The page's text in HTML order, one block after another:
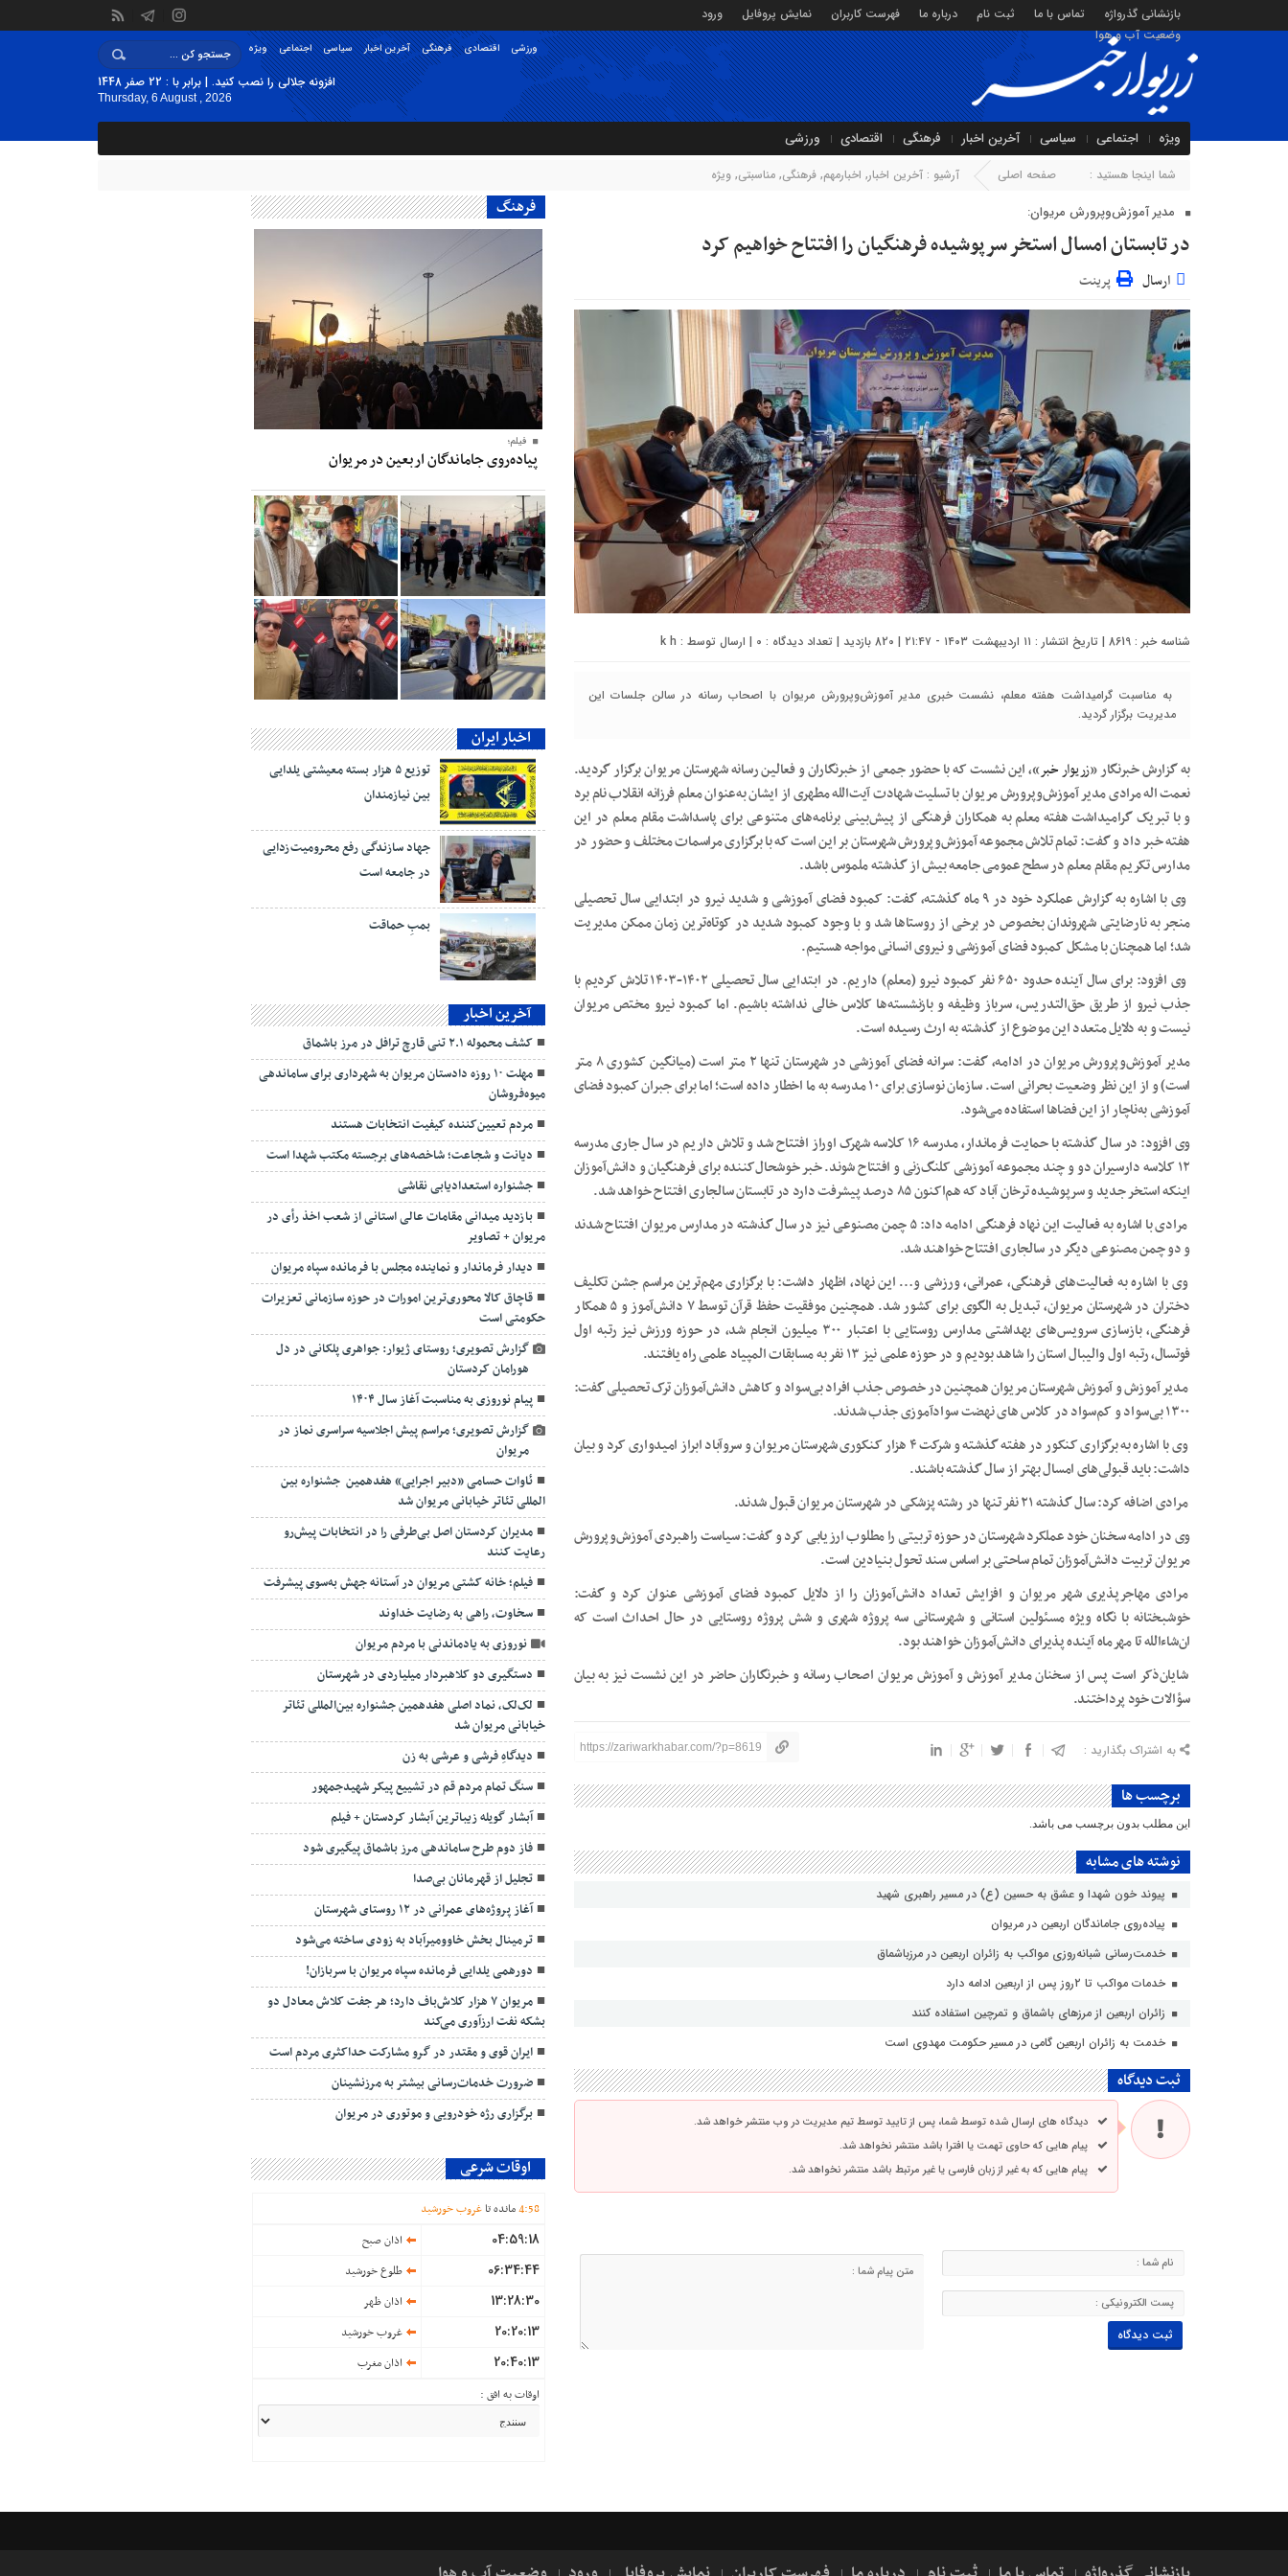
بازنشانی گذرواژه تماس با ما ثبت نام درباره ما فهرست کاربران نمایش پروفایل
ورود
وضعیت آب و هوا
ویژه اجتماعی سیاسی آخرین اخبار فرهنگی اقتصادی ورزشی
افزونه جلالی را نصب کنید. | برابر با : 22 صفر 1448
Thursday, 6 August , 2026
ویژه اجتماعی سیاسی آخرین اخبار فرهنگی اقتصادی ورزشی
شما اینجا هستید : صفحه اصلی آرشیو : آخرین اخبار, اخبارمهم, فرهنگی, مناسبتی, ویژه
مدیر آموزش‌وپرورش مریوان:
در تابستان امسال استخر سرپوشیده فرهنگیان را افتتاح خواهیم کرد
ارسال پرینت
شناسه خبر : 8619 | تاریخ انتشار : ۱۱ اردیبهشت ۱۴۰۳ - ۲۱:۴۷ | 820 بازدید | تعداد دیدگاه : 0 | ارسال توسط : k h
به مناسبت گرامیداشت هفته معلم، نشست خبری مدیر آموزش‌وپرورش مریوان با اصحاب رسانه در سالن جلسات این
مدیریت برگزار گردید.
به گزارش خبرنگار «زریوار خبر»، این نشست که با حضور جمعی از خبرنگاران و فعالین رسانه شهرستان مریوان برگزار گردید.
نعمت اله مرادی مدیر آموزش‌وپرورش مریوان با تسلیت شهادت آیت‌الله مطهری از ایشان به‌عنوان معلم فرزانه انقلاب نام برد
و با تبریک گرامیداشت هفته معلم به همکاران فرهنگی از پیش‌بینی برنامه‌های متنوعی برای پاسداشت مقام معلم در این
هفته خبر داد و گفت: تمام تلاش مجموعه آموزش‌وپرورش شهرستان بر این است که با برگزاری مراسمات مختلف و حضور در
مدارس تکریم مقام معلم در سطح عمومی جامعه بیش از گذشته ملموس باشد.
وی با اشاره به گزارش عملکرد خود در ۹ ماه گذشته، گفت: کمبود فضای آموزشی و شدید نیرو در ابتدایی سال تحصیلی
منجر به نارضایتی شهروندان بخصوص در برخی از روستاها شد و با وجود کمبود شدید در کوتاه‌ترین زمان ممکن مدیریت
شد؛ اما همچنان با مشکل کمبود فضای آموزشی و نیروی انسانی مواجه هستیم.
وی افزود: برای سال آینده حدود ۶۵۰ نفر کمبود نیرو (معلم) داریم. در ابتدایی سال تحصیلی ۱۴۰۲-۱۴۰۳ تلاش کردیم با
جذب نیرو از طریق حق‌التدریس، سرباز وظیفه و بازنشسته‌ها کلاس خالی نداشته باشیم. اما کمبود نیرو مختص مریوان
نیست و به دلایل متعدد این موضوع از گذشته به ارث رسیده است.
مدیر آموزش‌وپرورش مریوان در ادامه، گفت: سرانه فضای آموزشی در شهرستان تنها ۲ متر است (میانگین کشوری ۸ متر
است) و از این نظر وضعیت بحرانی است. سازمان نوسازی برای ۱۰ مدرسه به ما اخطار داده است؛ اما برای جبران کمبود فضای
آموزشی به‌ناچار از این فضاها استفاده می‌شود.
وی افزود: در سال گذشته با حمایت فرماندار، مدرسه ۱۶ کلاسه شهرک اوراز افتتاح شد و تلاش داریم در سال جاری مدرسه
۱۲ کلاسه دارسیران دو و چند مجموعه آموزشی کلنگ‌زنی و افتتاح شوند. خبر خوشحال‌کننده برای فرهنگیان و دانش‌آموزان
اینکه استخر جدید و سرپوشیده ترخان آباد که هم‌اکنون ۸۵ درصد پیشرفت دارد در تابستان سالجاری افتتاح خواهد شد.
مرادی با اشاره به فعالیت این نهاد فرهنگی ادامه داد: ۵ چمن مصنوعی نیز در سال گذشته در مدارس مریوان افتتاح شدند
و دو چمن مصنوعی دیگر در سالجاری افتتاح خواهند شد.
وی با اشاره به فعالیت‌های فرهنگی، عمرانی، ورزشی و… این نهاد، اظهار داشت: با برگزاری مهم‌ترین مراسم جشن تکلیف
دختران در شهرستان مریوان، تبدیل به الگوی برای کشور شد. همچنین موفقیت حفظ قرآن توسط ۷ دانش‌آموز و ۵ همکار
فرهنگی، بازسازی سرویس‌های بهداشتی مدارس روستایی با اعتبار ۳۰۰ میلیون انجام شد، در حوزه ورزش نیز رتبه اول
فوتسال، رتبه اول والیبال استان را شاهد بودیم و در حوزه علمی نیز ۱۳ نفر به مسابقات المپیاد علمی راه یافتند.
مدیر آموزش و آموزش شهرستان مریوان همچنین در خصوص جذب افراد بی‌سواد و کاهش دانش‌آموزان ترک تحصیلی گفت:
۱۳۰۰ بی‌سواد و کم‌سواد در کلاس های نهضت سوادآموزی جذب شدند.
وی با اشاره به برگزاری کنکور در هفته گذشته و شرکت ۴ هزار کنکوری شهرستان مریوان و سروآباد ابراز امیدواری کرد و بیان
داشت: باید قبولی‌های امسال بهتر از سال گذشته باشند.
مرادی اضافه کرد: سال گذشته ۲۱ نفر تنها در رشته پزشکی در شهرستان مریوان قبول شدند.
وی در ادامه سخنان خود عملکرد شهرستان در حوزه تربیتی را مطلوب ارزیابی کرد و گفت: سیاست راهبردی آموزش‌وپرورش
مریوان تربیت دانش‌آموزان تمام ساحتی بر اساس سند تحول بنیادین است.
مرادی مهاجرپذیری شهر مریوان و افزایش تعداد دانش‌آموزان را از دلایل کمبود فضای آموزشی عنوان کرد و گفت:
خوشبختانه با نگاه ویژه مسئولین استانی و شهرستانی سه پروژه شهری و شش پروژه روستایی در حال احداث است که
ان‌شاءالله تا مهرماه آینده پذیرای دانش‌آموزان خواهند بود.
شایان‌ذکر است پس از سخنان مدیر آموزش و آموزش مریوان اصحاب رسانه و خبرنگاران حاضر در این نشست نیز به بیان
سؤالات خود پرداختند.
به اشتراک بگذارید : https://zariwarkhabar.com/?p=8619
برچسب ها
این مطلب بدون برچسب می باشد.
نوشته های مشابه
پیوند خون شهدا و عشق به حسین (ع) در مسیر راهبری شهید
پیاده‌روی جاماندگان اربعین در مریوان
خدمت‌رسانی شبانه‌روزی مواکب به زائران اربعین در مرزباشماق
خدمات مواکب تا ۲روز پس از اربعین ادامه دارد
زائران اربعین از مرزهای باشماق و تمرچین استفاده کنند
خدمت به زائران اربعین گامی در مسیر حکومت مهدوی است
ثبت دیدگاه
دیدگاه های ارسال شده توسط شما، پس از تایید توسط تیم مدیریت در وب منتشر خواهد شد.
پیام هایی که حاوی تهمت یا افترا باشد منتشر نخواهد شد.
پیام هایی که به غیر از زبان فارسی یا غیر مرتبط باشد منتشر نخواهد شد.
فرهنگ
فیلم؛
پیاده‌روی جاماندگان اربعین در مریوان
اخبار ایران
توزیع ۵ هزار بسته معیشتی یلدایی
بین نیازمندان
جهاد سازندگی رفع محرومیت‌زدایی
در جامعه است
بمبِ حماقت
آخرین اخبار
کشف محموله ۲.۱ تنی قارچ ترافل در مرز باشماق
مهلت ۱۰ روزه دادستان مریوان به شهرداری برای ساماندهی
میوه‌فروشان
مردم تعیین‌کننده کیفیت انتخابات هستند
دیانت و شجاعت؛ شاخصه‌های برجسته مکتب شهدا است
جشنواره استعدادیابی نقاشی
بازدید میدانی مقامات عالی استانی از شعب اخذ رأی در
مریوان + تصاویر
دیدار فرماندار و نماینده مجلس با فرمانده سپاه مریوان
قاچاق کالا محوری‌ترین امورات در حوزه سازمانی تعزیرات
حکومتی است
گزارش تصویری؛ روستای ژیوار: جواهری پلکانی در دل
هورامان کردستان
پیام نوروزی به مناسبت آغاز سال ۱۴۰۴
گزارش تصویری؛ مراسم پیش اجلاسیه سراسری نماز در
مریوان
ئاوات حسامی «دبیر اجرایی» هفدهمین جشنواره بین
المللی تئاتر خیابانی مریوان شد
مدیران کردستان اصل بی‌طرفی را در انتخابات پیش‌رو
رعایت کنند
فیلم؛ خانه کشتی مریوان در آستانه جهش به‌سوی پیشرفت
سخاوت، راهی به رضایت خداوند
نوروزی به یادماندنی با مردم مریوان
دستگیری دو کلاهبردار میلیاردی در شهرستان
لک‌لک‌، نماد اصلی هفدهمین جشنواره بین‌المللی تئاتر
خیابانی مریوان شد
دیدگاهِ فرشی و عرشی به زن
سنگ تمام مردم قم در تشییع پیکر شهیدجمهور
آبشار گویله زیباترین آبشار کردستان + فیلم
فاز دوم طرح ساماندهی مرز باشماق پیگیری شود
تجلیل از قهرمانان بی‌صدا
آغاز پروژه‌های عمرانی در ۱۲ روستای شهرستان
ترمینال بخش خاوومیرآباد به زودی ساخته می‌شود
دورهمی یلدایی فرمانده سپاه مریوان با سربازان!
مریوان ۷ هزار کلاش‌باف دارد؛ هر جفت کلاش معادل دو
بشکه نفت ارزآوری می‌کند
ایران قوی و مقتدر در گرو مشارکت حداکثری مردم است
ضرورت خدمات‌رسانی بیشتر به مرزنشینان
برگزاری رژه خودرویی و موتوری در مریوان
اوقات شرعی
4:58 مانده تاغروب خورشید
04:59:18 اذان صبح
06:34:44 طلوع خورشید
13:28:30 اذان ظهر
20:20:13 غروب خورشید
20:40:13
اذان مغرب
اوقات به افق :